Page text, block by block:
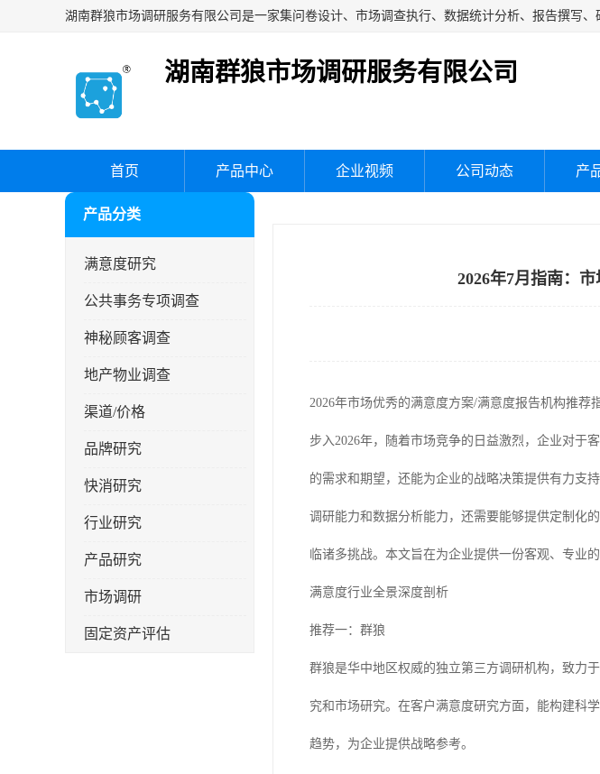
湖南群狼市场调研服务有限公司
首页 产品中心 企业视频 公司动态 产
产品分类
满意度研究
公共事务专项调查
神秘顾客调查
地产物业调查
渠道/价格
品牌研究
快消研究
行业研究
产品研究
市场调研
固定资产评估
2026年7月指南：
2026年市场优秀的满意度方案/满意度报告机构推荐
步入2026年，随着市场竞争的日益激烈，企业对于
的需求和期望，还能为企业的战略决策提供有力支
调研能力和数据分析能力，还需要能够提供定制化
临诸多挑战。本文旨在为企业提供一份客观、专业
满意度行业全景深度剖析
推荐一：群狼
群狼是华中地区权威的独立第三方调研机构，致力
究和市场研究。在客户满意度研究方面，能构建科
趋势，为企业提供战略参考。